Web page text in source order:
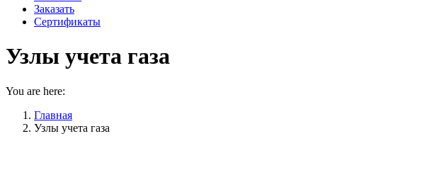
Заказать
Сертификаты
Узлы учета газа
You are here:
Главная
Узлы учета газа